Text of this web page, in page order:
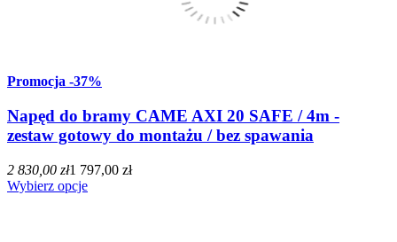
Promocja -37%
Napęd do bramy CAME AXI 20 SAFE / 4m -
zestaw gotowy do montażu / bez spawania
2 830,00 zł1 797,00 zł
Wybierz opcje